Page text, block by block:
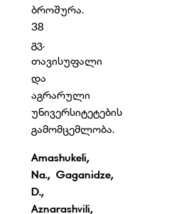
ბროშურა.
38
გვ.
თავისუფალი
და
აგრარული
უნივერსიტეტების
გამომცემლობა.
Amashukeli,
Na., Gaganidze,
D.,
Aznarashvili,